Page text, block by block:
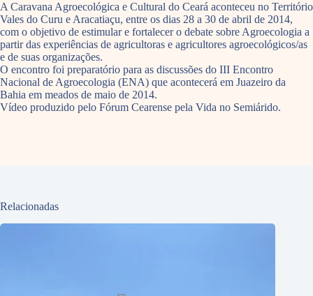
A Caravana Agroecológica e Cultural do Ceará aconteceu no Território
Vales do Curu e Aracatiaçu, entre os dias 28 a 30 de abril de 2014,
com o objetivo de estimular e fortalecer o debate sobre Agroecologia a
partir das experiências de agricultoras e agricultores agroecológicos/as
e de suas organizações.
O encontro foi preparatório para as discussões do III Encontro
Nacional de Agroecologia (ENA) que acontecerá em Juazeiro da
Bahia em meados de maio de 2014.
Vídeo produzido pelo Fórum Cearense pela Vida no Semiárido.
Relacionadas